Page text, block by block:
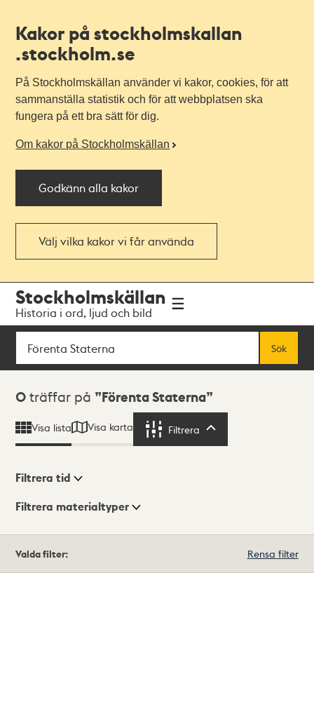
Kakor på stockholmskallan
.stockholm.se
På Stockholmskällan använder vi kakor, cookies, för att
sammanställa statistik och för att webbplatsen ska
fungera på ett bra sätt för dig.
Om kakor på Stockholmskällan
Godkänn alla kakor
Välj vilka kakor vi får använda
navigationen
huvudinnehållet
Stockholmskällan
Historia i ord, ljud och bild
Sök
Sök
Sökresultat
0 träffar på Förenta Staterna
Visa lista Visa karta Filtrera
Visningsläge
Filtrera tid
Filtrera materialtyper
träffar
Valda filter: Rensa filter